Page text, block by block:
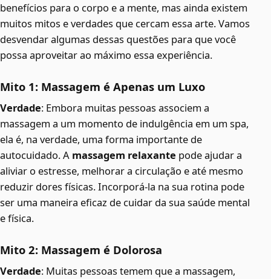
benefícios para o corpo e a mente, mas ainda existem
muitos mitos e verdades que cercam essa arte. Vamos
desvendar algumas dessas questões para que você
possa aproveitar ao máximo essa experiência.
Mito 1: Massagem é Apenas um Luxo
Verdade: Embora muitas pessoas associem a
massagem a um momento de indulgência em um spa,
ela é, na verdade, uma forma importante de
autocuidado. A massagem relaxante pode ajudar a
aliviar o estresse, melhorar a circulação e até mesmo
reduzir dores físicas. Incorporá-la na sua rotina pode
ser uma maneira eficaz de cuidar da sua saúde mental
e física.
Mito 2: Massagem é Dolorosa
Verdade: Muitas pessoas temem que a massagem,